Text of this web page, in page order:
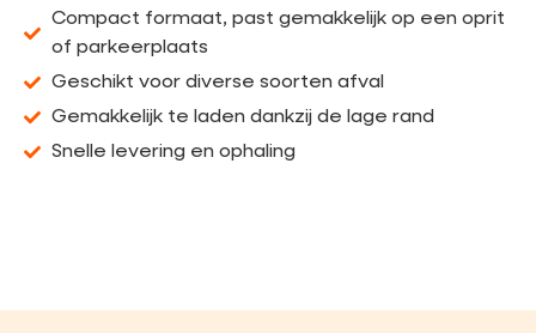
Compact formaat, past gemakkelijk op een oprit
of parkeerplaats
Geschikt voor diverse soorten afval
Gemakkelijk te laden dankzij de lage rand
Snelle levering en ophaling